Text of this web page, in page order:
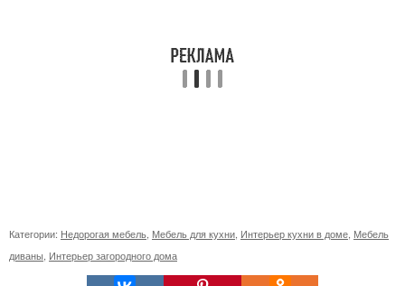
Категории: Недорогая мебель Мебель для кухни Интерьер кухни в доме Мебель
диваны Интерьер загородного дома